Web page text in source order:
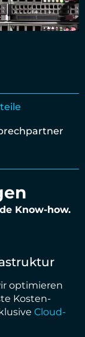
Know-how.
optimieren
Kosten-
Cloud-